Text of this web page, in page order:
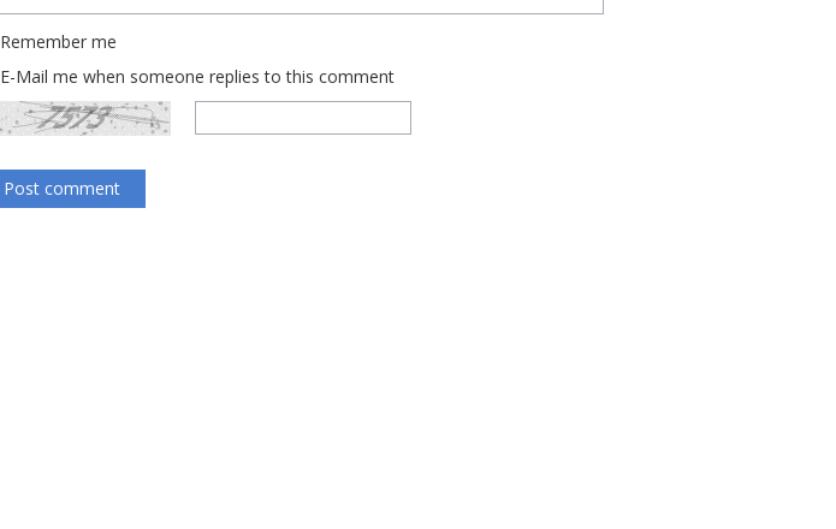
Remember me
E-Mail me when someone replies to this comment